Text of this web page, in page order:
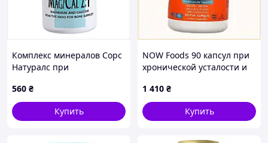
Комплекс минералов Сорс
Натуралс при
XX182B6882
560 ₴
Купить
NOW Foods 90 капсул при
хронической усталости и
1 410 ₴
Купить